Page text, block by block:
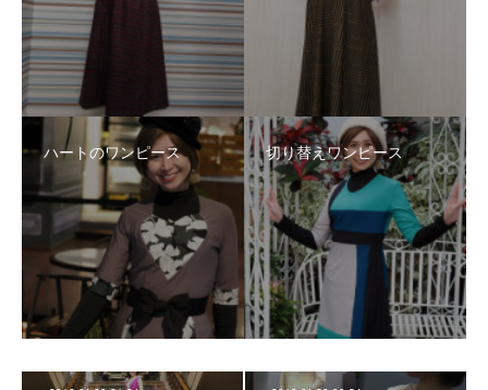
ハートのワンピース 切り替えワンピース